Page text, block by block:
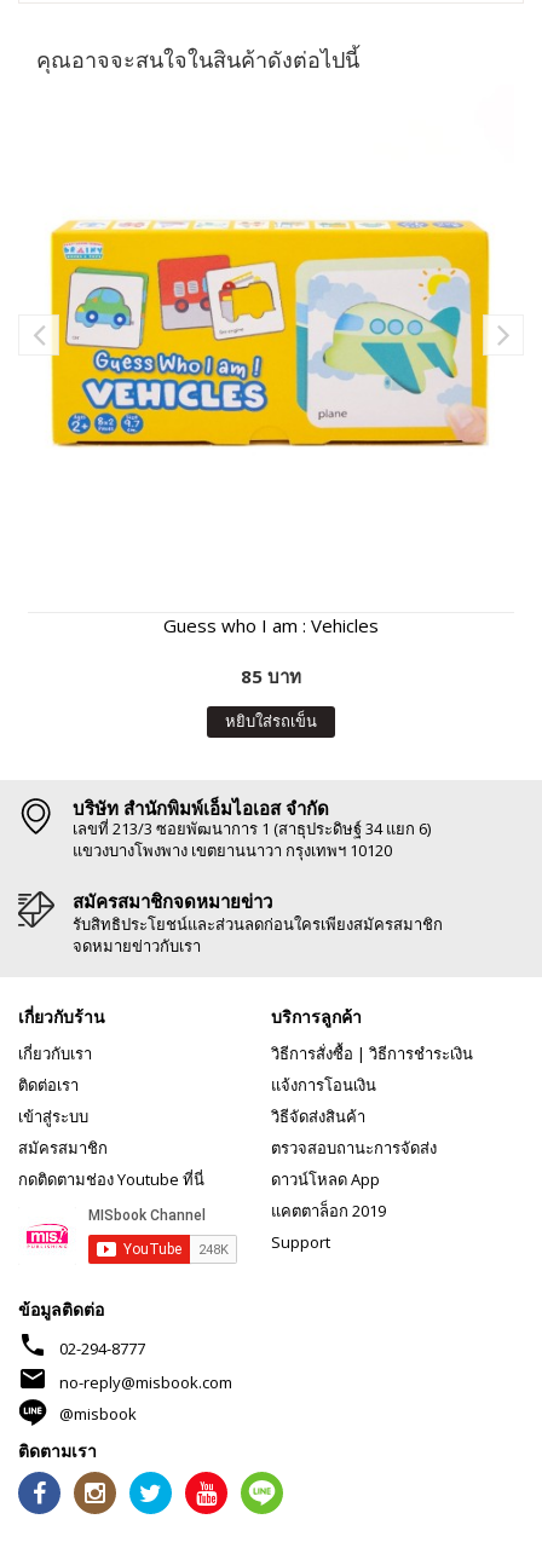
คุณอาจจะสนใจในสินค้าดังต่อไปนี้
Guess who I am : Vehicles
85 บาท
หยิบใส่รถเข็น
บริษัท สำนักพิมพ์เอ็มไอเอส จำกัด
เลขที่ 213/3 ซอยพัฒนาการ 1 (สาธุประดิษฐ์ 34 แยก 6)
แขวงบางโพงพาง เขตยานนาวา กรุงเทพฯ 10120
สมัครสมาชิกจดหมายข่าว
รับสิทธิประโยชน์และส่วนลดก่อนใครเพียงสมัครสมาชิก
จดหมายข่าวกับเรา
เกี่ยวกับร้าน
เกี่ยวกับเรา
ติดต่อเรา
เข้าสู่ระบบ
สมัครสมาชิก
กดติดตามช่อง Youtube ที่นี่
บริการลูกค้า
วิธีการสั่งซื้อ | วิธีการชำระเงิน
แจ้งการโอนเงิน
วิธีจัดส่งสินค้า
ตรวจสอบถานะการจัดส่ง
ดาวน์โหลด App
แคตตาล็อก 2019
Support
ข้อมูลติดต่อ
phone 02-294-8777
mail
no-reply@misbook.com
@misbook
ติดตามเรา